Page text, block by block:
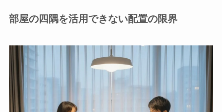
部屋の四隅を活用できない配置の限界